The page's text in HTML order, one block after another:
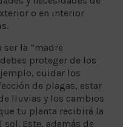
o en interior
ser la “madre
proteger de los
cuidar los
de plagas, estar
lluvias y los cambios
tu planta recibirá la
Este, además de